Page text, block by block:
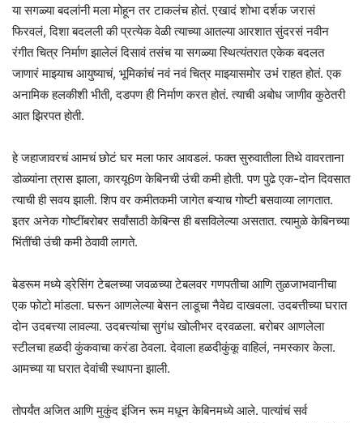
या सगळ्या बदलांनी मला मोहून तर टाकलंच होतं. एखादं शोभा दर्शक जरासं
फिरवलं, दिशा बदलली की प्रत्येक वेळी त्याच्या आतल्या आरशात सुंदरसं नवीन
रंगीत चित्र निर्माण झालेलं दिसावं तसंच या सगळ्या स्थित्यंतरात एकेक बदलत
जाणारं माझ्याच आयुष्याचं, भूमिकांचं नवं नवं चित्र माझ्यासमोर उभं राहत होतं. एक
अनामिक हलकीशी भीती, दडपण ही निर्माण करत होतं. त्याची अबोध जाणीव कुठेतरी
आत झिरपत होती.
हे जहाजावरचं आमचं छोटं घर मला फार आवडलं. फक्त सुरुवातीला तिथे वावरताना
डोळ्यांना त्रास झाला, कारयू6ण केबिनची उंची कमी होती. पण पुढे एक-दोन दिवसात
त्याची ही सवय झाली. शिप वर कमीतकमी जागेत बऱ्याच गोष्टी बसवाव्या लागतात.
इतर अनेक गोष्टींबरोबर सर्वांसाठी केबिन्स ही बसविलेल्या असतात. त्यामुळे केबिनच्या
भिंतींची उंची कमी ठेवावी लागते.
बेडरूम मध्ये ड्रेसिंग टेबलच्या जवळच्या टेबलवर गणपतीचा आणि तुळजाभवानीचा
एक फोटो मांडला. घरून आणलेल्या बेसन लाडूचा नैवेद्य दाखवला. उदबत्तीच्या घरात
दोन उदबत्त्या लावल्या. उदबत्त्यांचा सुगंध खोलीभर दरवळला. बरोबर आणलेला
स्टीलचा हळदी कुंकवाचा करंडा ठेवला. देवाला हळदीकुंकू वाहिलं, नमस्कार केला.
आमच्या या घरात देवांची स्थापना झाली.
तोपर्यंत अजित आणि मुकुंद इंजिन रूम मधून केबिनमध्ये आले. पात्यांचं सर्व